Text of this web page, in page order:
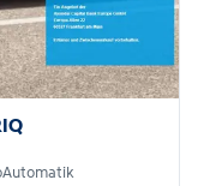
Automatik